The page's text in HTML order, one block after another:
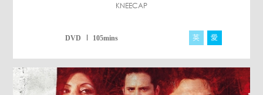
KNEECAP
DVD 105mins 英 愛